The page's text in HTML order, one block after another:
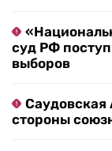
суд РФ
выборов
Саудовская
стороны